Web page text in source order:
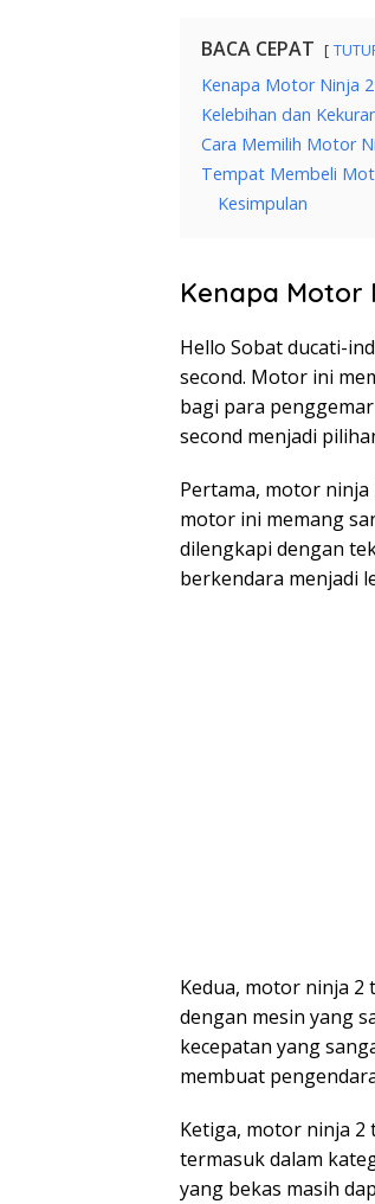
BACA CEPAT
Kenapa Motor Ninja
Kelebihan dan
Cara Memilih Motor
Tempat Membeli
Kesimpulan
Kenapa Motor
Hello Sobat ducati-
second. Motor ini
bagi para
second menjadi
Pertama, motor ninja
motor ini memang
dilengkapi dengan
berkendara menjadi
Kedua, motor ninja
dengan mesin yang
kecepatan yang
membuat
Ketiga, motor ninja 2
termasuk dalam
yang bekas masih